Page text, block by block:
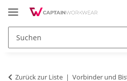
Zurück zur Liste Vorbinder und